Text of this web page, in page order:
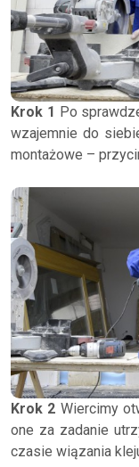
Krok 1 Po
wzajemnie do
montażowe –
Krok 2 Wiercimy
one za zadanie
czasie wiązania